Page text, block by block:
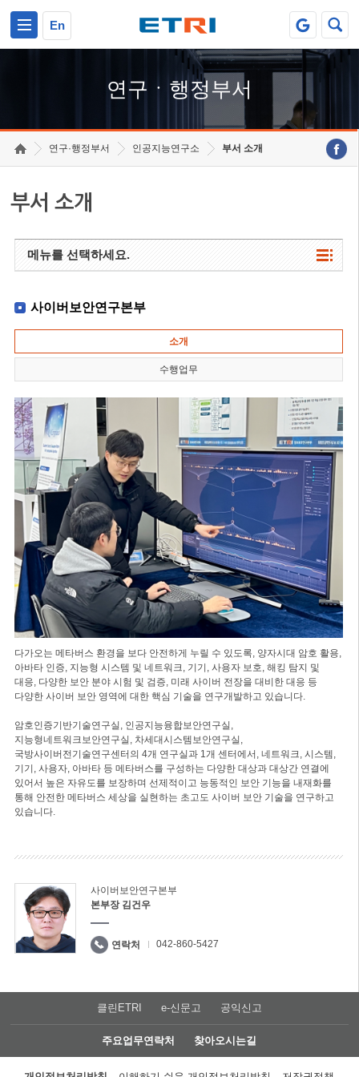
En
연구ㆍ행정부서
연구·행정부서 인공지능연구소 부서 소개
부서 소개
메뉴를 선택하세요.
사이버보안연구본부
소개
수행업무
다가오는 메타버스 환경을 보다 안전하게 누릴 수 있도록, 양자시대 암호 활용,
아바타 인증, 지능형 시스템 및 네트워크, 기기, 사용자 보호, 해킹 탐지 및
대응, 다양한 보안 분야 시험 및 검증, 미래 사이버 전장을 대비한 대응 등
다양한 사이버 보안 영역에 대한 핵심 기술을 연구개발하고 있습니다.
암호인증기반기술연구실, 인공지능융합보안연구실,
지능형네트워크보안연구실, 차세대시스템보안연구실,
국방사이버전기술연구센터의 4개 연구실과 1개 센터에서, 네트워크, 시스템,
기기, 사용자, 아바타 등 메타버스를 구성하는 다양한 대상과 대상간 연결에
있어서 높은 자유도를 보장하며 선제적이고 능동적인 보안 기능을 내재화를
통해 안전한 메타버스 세상을 실현하는 초고도 사이버 보안 기술을 연구하고
있습니다.
사이버보안연구본부
본부장 김건우
연락처 042-860-5427
클린ETRI e-신문고 공익신고
주요업무연락처 찾아오시는길